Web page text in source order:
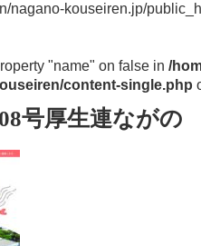
nagano-kouseiren.jp/
"name" on false in /
content-single.php
号厚生連ながの